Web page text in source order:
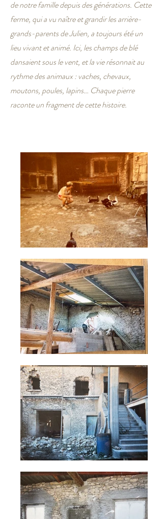
de notre famille depuis des générations. Cette
ferme, qui a vu naître et grandir les arrière-
grands-parents de Julien, a toujours été un
lieu vivant et animé. Ici, les champs de blé
dansaient sous le vent, et la vie résonnait au
rythme des animaux : vaches, chevaux,
moutons, poules, lapins… Chaque pierre
raconte un fragment de cette histoire.